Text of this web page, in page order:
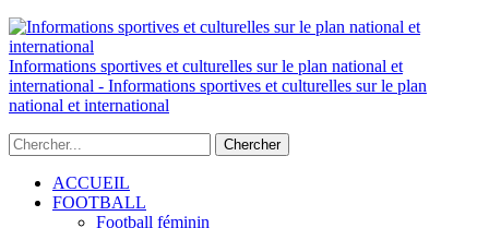
Informations sportives et culturelles sur le plan national et
international - Informations sportives et culturelles sur le plan
national et international
ACCUEIL
FOOTBALL
Football féminin